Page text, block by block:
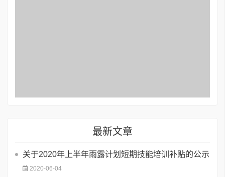
最新文章
关于2020年上半年雨露计划短期技能培训补贴的公示
2020-06-04